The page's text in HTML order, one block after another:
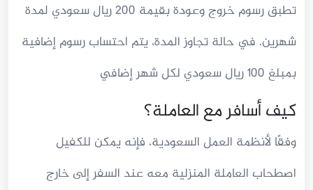
تطبق رسوم خروج وعودة بقيمة 200 ريال سعودي لمدة
شهرين. في حالة تجاوز المدة، يتم احتساب رسوم إضافية
بمبلغ 100 ريال سعودي لكل شهر إضافي
كيف أسافر مع العاملة؟
وفقًا لأنظمة العمل السعودية، فإنه يمكن للكفيل
اصطحاب العاملة المنزلية معه عند السفر إلى خارج